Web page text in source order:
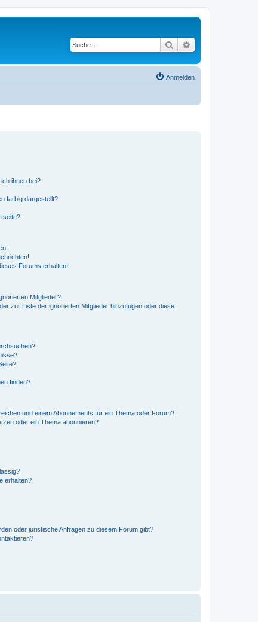
Suche
Anmelden
ihnen bei?
farbig dargestellt?
Forums erhalten!
Mitglieder?
zur Liste der ignorierten Mitglieder hinzufügen oder diese
finden?
und einem Abonnements für ein Thema oder Forum?
oder ein Thema abonnieren?
erhalten?
oder juristische Anfragen zu diesem Forum gibt?